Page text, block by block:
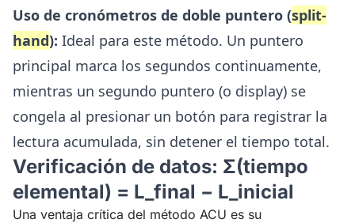
Uso de cronómetros de doble puntero (split-
hand): Ideal para este método. Un puntero
principal marca los segundos continuamente,
mientras un segundo puntero (o display) se
congela al presionar un botón para registrar la
lectura acumulada, sin detener el tiempo total.
Verificación de datos: Σ(tiempo
elemental) = L_final − L_inicial
Una ventaja crítica del método ACU es su